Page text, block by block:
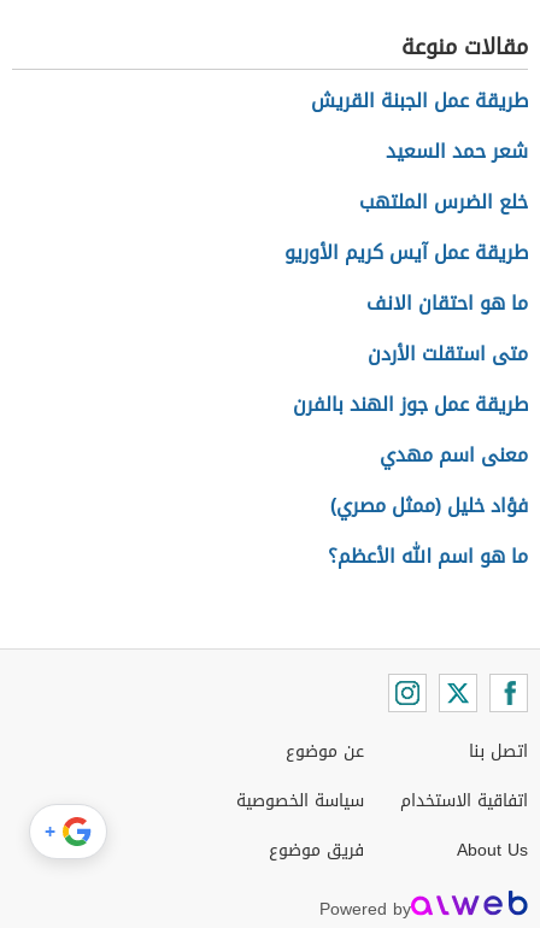
الهندسة
الكهربائية
مقالات منوعة
طريقة عمل الجبنة القريش
شعر حمد السعيد
خلع الضرس الملتهب
طريقة عمل آيس كريم الأوريو
ما هو احتقان الانف
متى استقلت الأردن
طريقة عمل جوز الهند بالفرن
معنى اسم مهدي
فؤاد خليل (ممثل مصري)
ما هو اسم الله الأعظم؟
اتصل بنا
اتفاقية الاستخدام
About Us
عن موضوع
سياسة الخصوصية
فريق موضوع
Powered by
+